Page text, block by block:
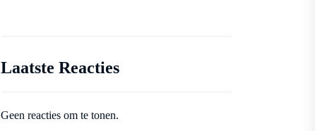
Laatste Reacties
Geen reacties om te tonen.